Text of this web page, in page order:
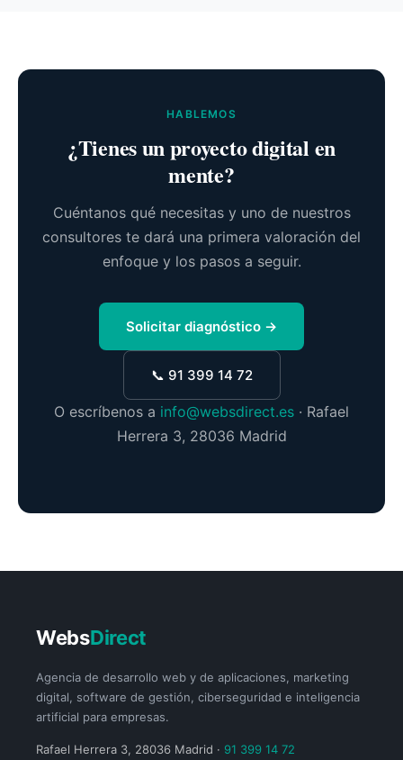
HABLEMOS
¿Tienes un proyecto digital en
mente?
Cuéntanos qué necesitas y uno de nuestros
consultores te dará una primera valoración del
enfoque y los pasos a seguir.
Solicitar diagnóstico →
📞 91 399 14 72
O escríbenos a info@websdirect.es · Rafael
Herrera 3, 28036 Madrid
WebsDirect
Agencia de desarrollo web y de aplicaciones, marketing
digital, software de gestión, ciberseguridad e inteligencia
artificial para empresas.
Rafael Herrera 3, 28036 Madrid · 91 399 14 72